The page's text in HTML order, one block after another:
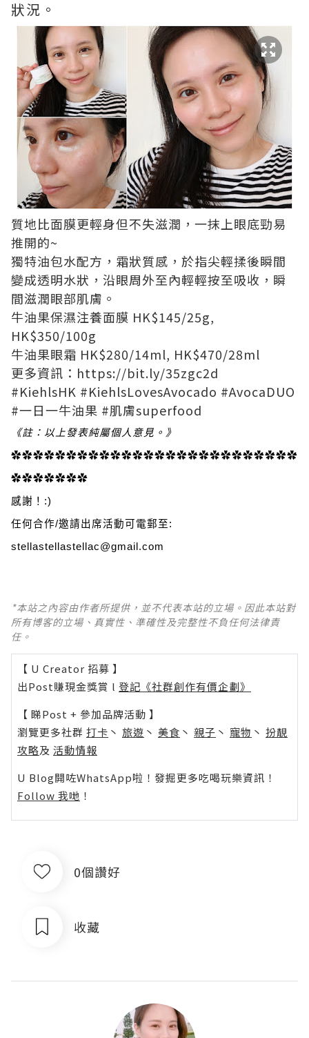
狀況。
質地比面膜更輕身但不失滋潤，一抹上眼底勁易
推開的~
獨特油包水配方，霜狀質感，於指尖輕揉後瞬間
變成透明水狀，沿眼周外至內輕輕按至吸收，瞬
間滋潤眼部肌膚。
牛油果保濕注養面膜 HK$145/25g,
HK$350/100g
牛油果眼霜 HK$280/14ml, HK$470/28ml
更多資訊：https://bit.ly/35zgc2d
#KiehlsHK #KiehlsLovesAvocado #AvocaDUO
#一日一牛油果 #肌膚superfood
《註：以上發表純屬個人意見。》
✿✿✿✿✿✿✿✿✿✿✿✿✿✿✿✿✿✿✿✿✿✿✿✿✿✿
✿✿✿✿✿✿✿
感謝！:)
任何合作/邀請出席活動可電郵至:
stellastellastellac@gmail.com
*本站之內容由作者所提供，並不代表本站的立場。因此本站對
所有博客的立場、真實性、準確性及完整性不負任何法律責
任。
【 U Creator 招募 】
出Post賺現金獎賞 l 登記《社群創作有價企劃》
【 睇Post + 參加品牌活動 】
瀏覽更多社群 打卡 丶 旅遊 丶 美食 丶 親子 丶 寵物 丶 扮靚
攻略及 活動情報
U Blog開咗WhatsApp啦！發掘更多吃喝玩樂資訊！
Follow 我哋 ！
0個讚好
收藏